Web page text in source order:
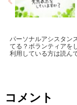
パーソナルアシスタン
てる？ボランティアを
利用している方は読ん
コメント